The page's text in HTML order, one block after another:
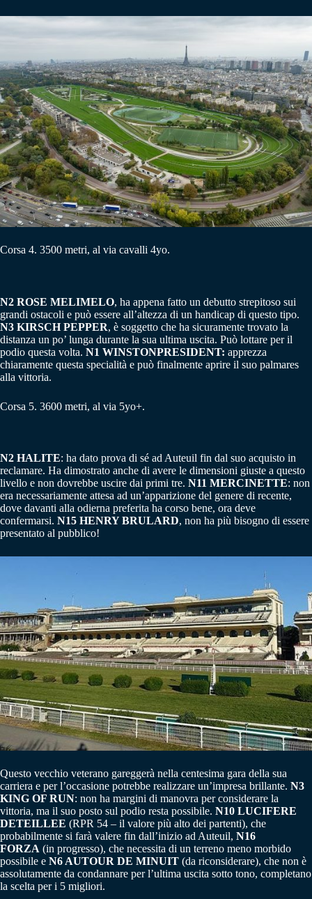
Corsa 4. 3500 metri, al via cavalli 4yo.
N2 ROSE MELIMELO, ha appena fatto un debutto strepitoso sui
grandi ostacoli e può essere all’altezza di un handicap di questo tipo.
N3 KIRSCH PEPPER, è soggetto che ha sicuramente trovato la
distanza un po’ lunga durante la sua ultima uscita. Può lottare per il
podio questa volta. N1 WINSTONPRESIDENT: apprezza
chiaramente questa specialità e può finalmente aprire il suo palmares
alla vittoria.
Corsa 5. 3600 metri, al via 5yo+.
N2 HALITE: ha dato prova di sé ad Auteuil fin dal suo acquisto in
reclamare. Ha dimostrato anche di avere le dimensioni giuste a questo
livello e non dovrebbe uscire dai primi tre. N11 MERCINETTE: non
era necessariamente attesa ad un’apparizione del genere di recente,
dove davanti alla odierna preferita ha corso bene, ora deve
confermarsi. N15 HENRY BRULARD, non ha più bisogno di essere
presentato al pubblico!
Questo vecchio veterano gareggerà nella centesima gara della sua
carriera e per l’occasione potrebbe realizzare un’impresa brillante. N3
KING OF RUN: non ha margini di manovra per considerare la
vittoria, ma il suo posto sul podio resta possibile. N10 LUCIFERE
DETEILLEE (RPR 54 – il valore più alto dei partenti), che
probabilmente si farà valere fin dall’inizio ad Auteuil, N16
FORZA (in progresso), che necessita di un terreno meno morbido
possibile e N6 AUTOUR DE MINUIT (da riconsiderare), che non è
assolutamente da condannare per l’ultima uscita sotto tono, completano
la scelta per i 5 migliori.